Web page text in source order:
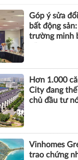
Góp ý sửa
bất động
trường minh
Hơn 1.000
City đang
chủ đầu tư
Vinhomes
trao chứng